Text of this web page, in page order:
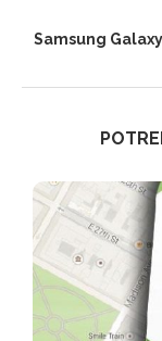
Samsung